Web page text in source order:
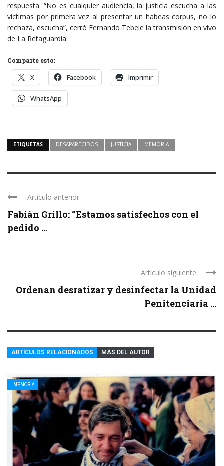
respuesta. “No es cualquier audiencia, la justicia escucha a las
víctimas por primera vez al presentar un habeas corpus, no lo
rechaza, escucha”, cerró Fernando Tebele la transmisión en vivo
de La Retaguardia.
Comparte esto:
X Facebook Imprimir
WhatsApp
ETIQUETAS DESAPARECIDOS JUSTICIA MEMORIA
Artículo anterior
Fabián Grillo: “Estamos satisfechos con el
pedido ...
Artículo siguiente
Ordenan desratizar y desinfectar la Unidad
Penitenciaria ...
ARTÍCULOS RELACIONADOS MÁS DEL AUTOR
MEMORIA